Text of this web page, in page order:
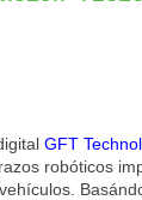
GFT
robóticos